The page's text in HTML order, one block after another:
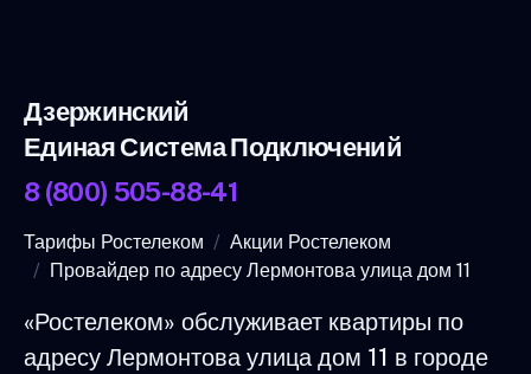
Дзержинский
Единая Система Подключений
8 (800) 505-88-41
Тарифы Ростелеком
Акции Ростелеком
Провайдер по адресу Лермонтова улица дом 11
«Ростелеком» обслуживает квартиры по
адресу Лермонтова улица дом 11 в городе